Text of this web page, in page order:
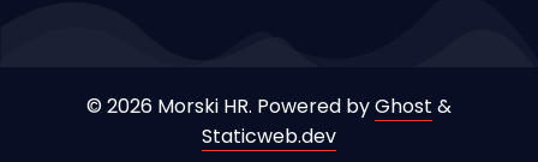
© 2026 Morski HR. Powered byGhost &
Staticweb.dev